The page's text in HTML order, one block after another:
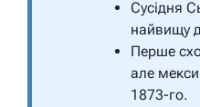
Сусідня
найвищу
Перше
але
1873-го.